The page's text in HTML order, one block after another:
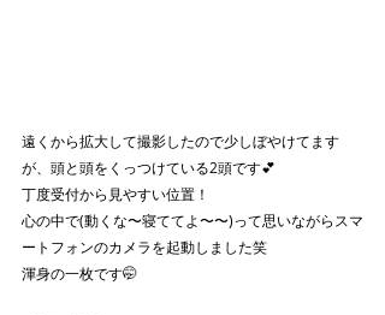
遠くから拡大して撮影したので少しぼやけてます
が、頭と頭をくっつけている2頭です💕
丁度受付から見やすい位置！
心の中で(動くな〜寝ててよ〜〜)って思いながらスマ
ートフォンのカメラを起動しました笑
渾身の一枚です🤭